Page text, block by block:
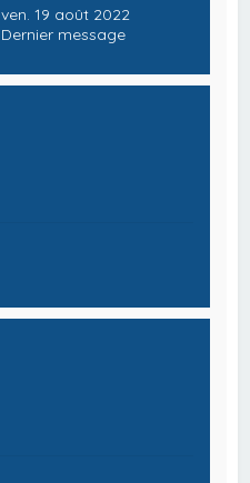
ven. 19 août 2022
Dernier message